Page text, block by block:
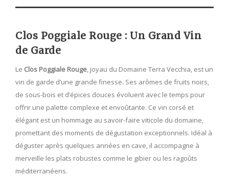
Clos Poggiale Rouge : Un Grand Vin
de Garde
Le Clos Poggiale Rouge, joyau du Domaine Terra Vecchia, est un
vin de garde d’une grande finesse. Ses arômes de fruits noirs,
de sous-bois et d’épices douces évoluent avec le temps pour
offrir une palette complexe et envoûtante. Ce vin corsé et
élégant est un hommage au savoir-faire viticole du domaine,
promettant des moments de dégustation exceptionnels. Idéal à
déguster après quelques années en cave, il accompagne à
merveille les plats robustes comme le gibier ou les ragoûts
méditerranéens.